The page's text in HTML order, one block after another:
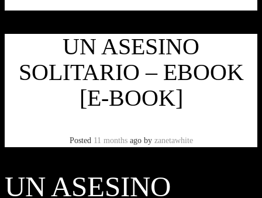
UN ASESINO
SOLITARIO – EBOOK
[E-BOOK]
Posted 11 monthsago by zanetawhite
UN ASESINO